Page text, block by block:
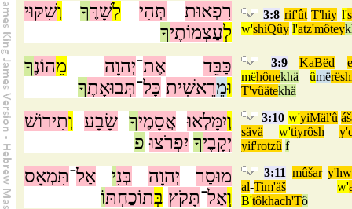
רִפְאוּת תְּהִי לְשָׁרֶּךָ וְשִׁקּוּי
לְעַצְמוֹתֶיךָ
3:8 rif'ût T'hiy l'
w'shiQûy l'atz'môtey
כַּבֵּד אֶת־יְהוָה מֵהוֹנֶךָ
וּמֵרֵאשִׁית כָּל־תְּבוּאָתֶךָ
3:9 KaBëd
mëhônekhä ûmë
T'vûätekhä
וְיִמָּלְאוּ אֲסָמֶיךָ שָׂבָע וְתִירוֹשׁ
יְקָבֶיךָ יִפְרֹצוּ פ
3:10 w'yiMäl'û
sävä
w'tiyrôsh
yif'rotzû f
מוּסַר יְהוָה בְּנִי אַל־תִּמְאָס
וְאַל־תָּקֹץ בְּתוֹכַחְתּוֹ
3:11 mûšar
al-Tim'äš w'
B'tôkhach'Tô